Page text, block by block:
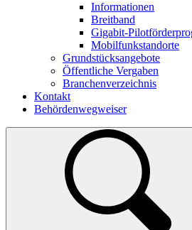
Informationen
Breitband
Gigabit-
Mobilfunkstandorte
Grundstücksangebote
Öffentliche Vergaben
Branchenverzeichnis
Kontakt
Behördenwegweiser